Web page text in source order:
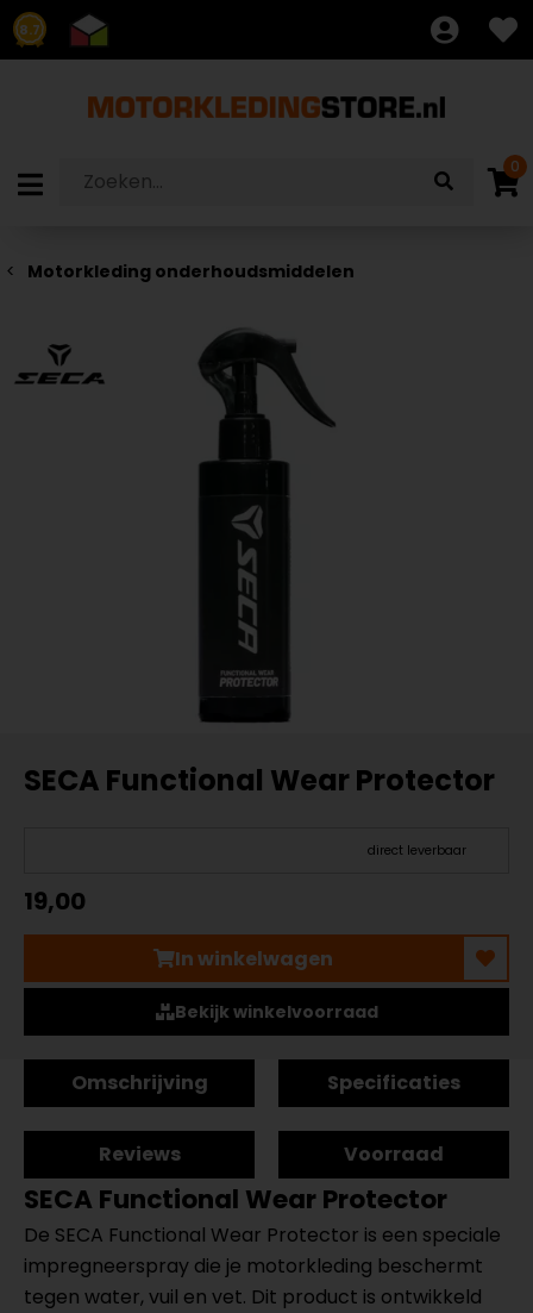
8.7
0
Motorkleding onderhoudsmiddelen
SECA Functional Wear Protector
direct leverbaar
19,00
In winkelwagen
Bekijk winkelvoorraad
Omschrijving Specificaties
Reviews Voorraad
SECA Functional Wear Protector
De SECA Functional Wear Protector is een speciale
impregneerspray die je motorkleding beschermt
tegen water, vuil en vet. Dit product is ontwikkeld